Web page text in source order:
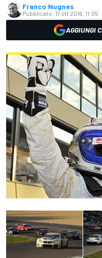
Franco Nugnes
Pubblicato: 17 ott 2016, 11:05
AGGIUNGI